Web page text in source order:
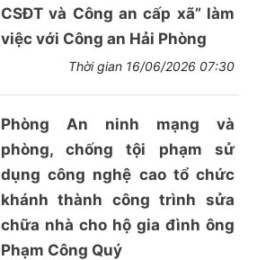
CSĐT và Công an cấp xã” làm
việc với Công an Hải Phòng
Thời gian 16/06/2026 07:30
Phòng An ninh mạng và
phòng, chống tội phạm sử
dụng công nghệ cao tổ chức
khánh thành công trình sửa
chữa nhà cho hộ gia đình ông
Phạm Công Quý